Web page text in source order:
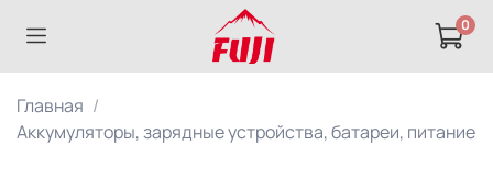
0
Главная
Аккумуляторы, зарядные устройства, батареи, питание